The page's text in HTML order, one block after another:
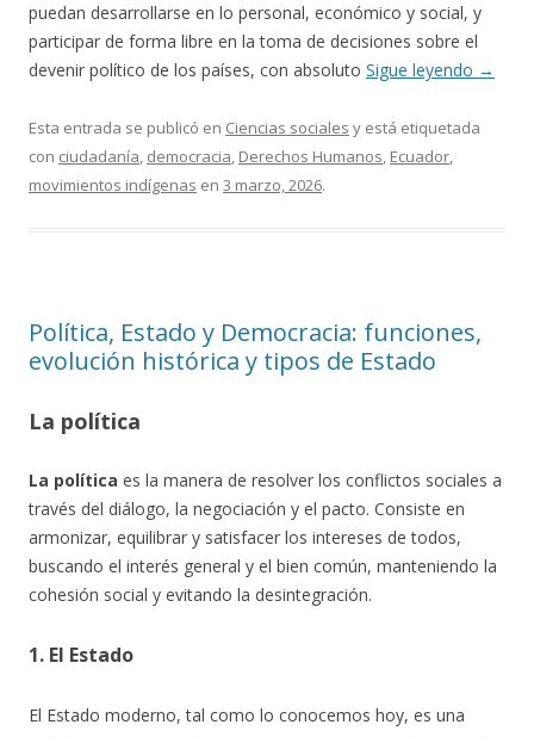
puedan desarrollarse en lo personal, económico y social, y
participar de forma libre en la toma de decisiones sobre el
devenir político de los países, con absoluto Sigue leyendo →
Esta entrada se publicó en Ciencias sociales y está etiquetada
con ciudadanía, democracia, Derechos Humanos, Ecuador,
movimientos indígenas en 3 marzo, 2026.
Política, Estado y Democracia: funciones,
evolución histórica y tipos de Estado
La política
La política es la manera de resolver los conflictos sociales a
través del diálogo, la negociación y el pacto. Consiste en
armonizar, equilibrar y satisfacer los intereses de todos,
buscando el interés general y el bien común, manteniendo la
cohesión social y evitando la desintegración.
1. El Estado
El Estado moderno, tal como lo conocemos hoy, es una